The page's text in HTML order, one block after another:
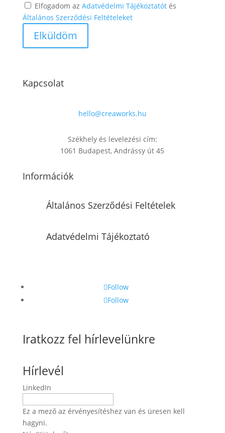
Elfogadom az Adatvédelmi Tájékoztatótés
Általános Szerződési Feltételeket
Kapcsolat
hello@creaworks.hu
Székhely és levelezési cím:
1061 Budapest, Andrássy út 45
Információk
Általános Szerződési Feltételek
Adatvédelmi Tájékoztató
Follow
Follow
Iratkozz fel hírlevelünkre
Hírlevél
LinkedIn
Ez a mező az érvényesítéshez van és üresen kell
hagyni.